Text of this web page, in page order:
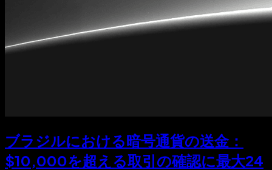
ブラジルにおける暗号通貨の送金：
$10,000を超える取引の確認に最大24